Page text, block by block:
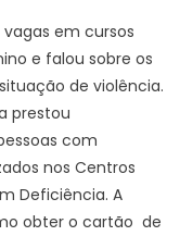
em cursos
e falou sobre os
de violência.
prestou
com
nos Centros
Deficiência. A
obter o cartão de